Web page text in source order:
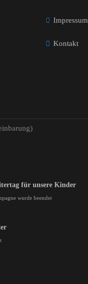
Impressum
Kontakt
für unsere Kinder
wurde beendet